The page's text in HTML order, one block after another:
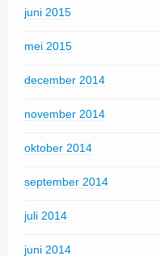
juni 2015
mei 2015
december 2014
november 2014
oktober 2014
september 2014
juli 2014
juni 2014